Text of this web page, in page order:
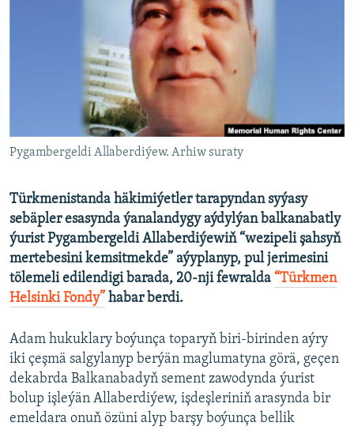
Pygambergeldi Allaberdiýew. Arhiw suraty
Türkmenistanda häkimiýetler tarapyndan syýasy
sebäpler esasynda ýanalandygy aýdylýan balkanabatly
ýurist Pygambergeldi Allaberdiýewiň “wezipeli şahsyň
mertebesini kemsitmekde” aýyplanyp, pul jerimesini
tölemeli edilendigi barada, 20-nji fewralda “Türkmen
Helsinki Fondy” habar berdi.
Adam hukuklary boýunça toparyň biri-birinden aýry
iki çeşmä salgylanyp berýän maglumatyna görä, geçen
dekabrda Balkanabadyň sement zawodynda ýurist
bolup işleýän Allaberdiýew, işdeşleriniň arasynda bir
emeldara onuň özüni alyp barşy boýunça bellik